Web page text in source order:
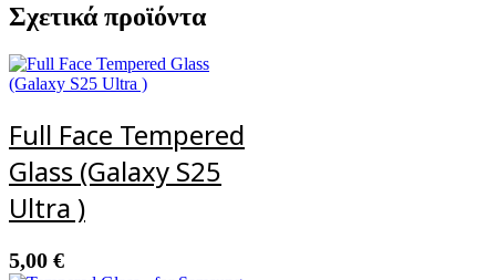
Σχετικά προϊόντα
Full Face Tempered
Glass (Galaxy S25
Ultra )
5,00 €